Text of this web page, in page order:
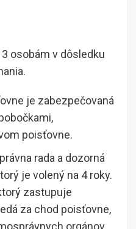
osobám v dôsledku
je zabezpečovaná
poisťovne.
rada a dozorná
je volený na 4 roky.
zastupuje
za chod poisťovne,
orgánov,